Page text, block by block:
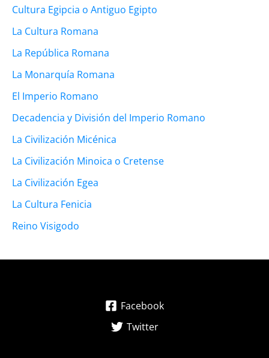
Cultura Egipcia o Antiguo Egipto
La Cultura Romana
La República Romana
La Monarquía Romana
El Imperio Romano
Decadencia y División del Imperio Romano
La Civilización Micénica
La Civilización Minoica o Cretense
La Civilización Egea
La Cultura Fenicia
Reino Visigodo
Facebook
Twitter